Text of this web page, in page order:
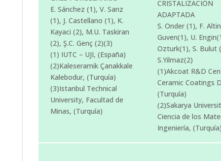
E. Sánchez (1), V. Sanz
(1), J. Castellano (1), K.
Kayaci (2), M.U. Taskiran
(2), Ş.C. Genç (2)(3)
(1) IUTC – UJI, (España)
(2)Kaleseramik Çanakkale
Kalebodur, (Turquía)
(3)Istanbul Technical
University, Facultad de
Minas, (Turquía)
CRISTALIZACIÓN
ADAPTADA
S. Onder (1), F.
Guven(1), U.
Ozturk(1), S. Bulut
S.Yilmaz(2)
(1)Akcoat R&D
Ceramic Coatings
(Turquía)
(2)Sakarya
Ciencia de los
Ingeniería,